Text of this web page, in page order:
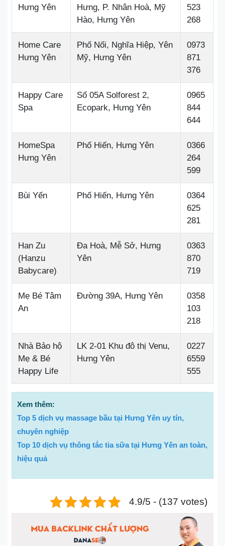
Hưng Yên
Hưng, P. Nhân Hoà, Mỹ
Hào, Hưng Yên
523
268
Home Care
Hưng Yên
Phố Nối, Nghĩa Hiệp, Yên
Mỹ, Hưng Yên
0973
871
376
Happy Care
Spa
Số 05A Solforest 2,
Ecopark, Hưng Yên
0965
844
644
HomeSpa
Hưng Yên
Phố Hiến, Hưng Yên
0366
264
599
Bùi Yến Phố Hiến, Hưng Yên
0364
625
281
Han Zu
(Hanzu
Babycare)
Đa Hoà, Mễ Sở, Hưng
Yên
0363
870
719
Mẹ Bé Tâm
An
Đường 39A, Hưng Yên
0358
103
218
Nhà Bảo hộ
Mẹ & Bé
Happy Life
LK 2-01 Khu đô thị Venu,
Hưng Yên
0227
6559
555
Xem thêm:
Top 5 dịch vụ massage bầu tại Hưng Yên uy tín,
chuyên nghiệp
Top 10 dịch vụ thông tắc tia sữa tại Hưng Yên an toàn,
hiệu quả
4.9/5 - (137 votes)